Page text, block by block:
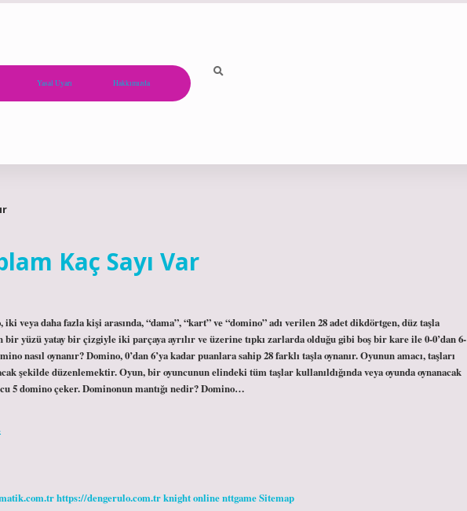
Yasal Uyarı Hakkımızda
Kaç Sayı Var
iki veya daha fazla kişi arasında, “dama”, “kart” ve “domino” adı verilen 28 adet dikdörtgen, düz taşla
bir yüzü yatay bir çizgiyle iki parçaya ayrılır ve üzerine tıpkı zarlarda olduğu gibi boş bir kare ile 0-0’dan 6-
nasıl oynanır? Domino, 0’dan 6’ya kadar puanlara sahip 28 farklı taşla oynanır. Oyunun amacı, taşları
şekilde düzenlemektir. Oyun, bir oyuncunun elindeki tüm taşlar kullanıldığında veya oyunda oynanacak
5 domino çeker. Dominonun mantığı nedir? Domino…
https://dengerulo.com.trknight onlinenttgameSitemap